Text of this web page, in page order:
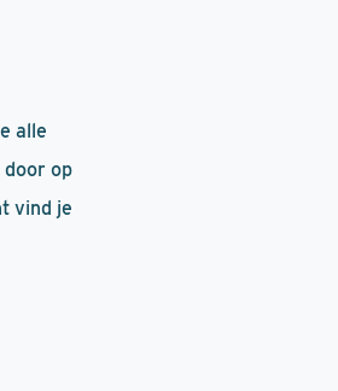
alle
door op
vind je